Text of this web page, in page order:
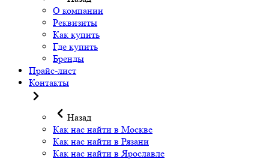
О компании
Реквизиты
Как купить
Где купить
Бренды
Прайс-лист
Контакты
Назад
Как нас найти в Москве
Как нас найти в Рязани
Как нас найти в Ярославле